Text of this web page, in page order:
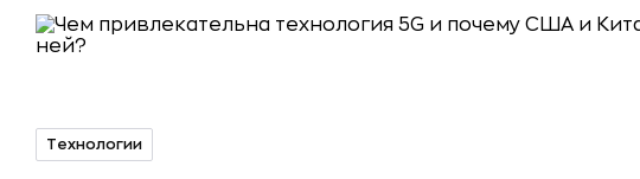
Технологии